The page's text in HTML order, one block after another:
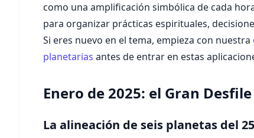
como una amplificación simbólica de cada
para organizar prácticas espirituales,
Si eres nuevo en el tema, empieza con nuestra
planetarias antes de entrar en estas
Enero de 2025: el Gran
La alineación de seis planetas del